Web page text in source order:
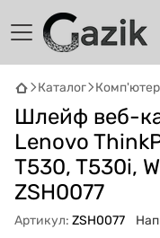
Каталог
Шлейф веб-
Lenovo
T530, T530i,
ZSH0077
Артикул: ZSH0077
Онлайн · пошук
Привіт! 👋 Я
підібрати
Що шукаєш?